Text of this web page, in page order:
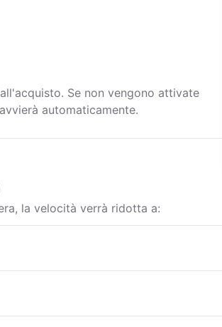
Se non vengono attivate
automaticamente.
la velocità verrà ridotta a: